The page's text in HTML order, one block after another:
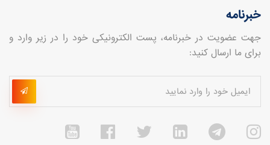
خبرنامه
جهت عضویت در خبرنامه، پست الکترونیکی خود را در زیر وارد و
برای ما ارسال کنید: